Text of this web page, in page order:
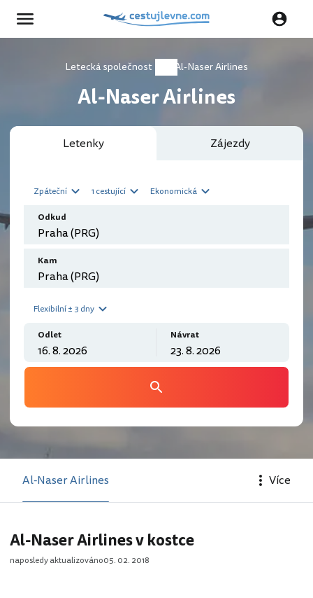
Letecká společnost Al-Naser Airlines
Al-Naser Airlines
Letenky Zájezdy
Zpáteční 1 cestující Ekonomická
Odkud
Kam
Flexibilní ± 3 dny
Odlet Návrat
Al-Naser Airlines Více
Al-Naser Airlines v kostce
naposledy aktualizováno05. 02. 2018